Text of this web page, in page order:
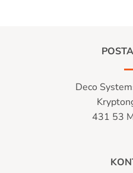
Deco
431 53